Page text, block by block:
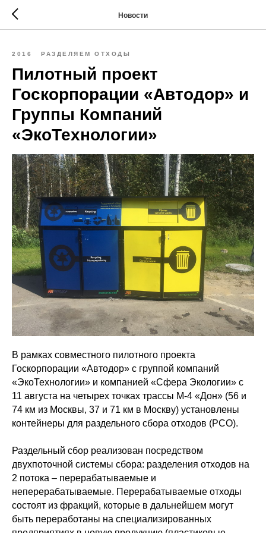
Новости
2016 РАЗДЕЛЯЕМ ОТХОДЫ
Пилотный проект
Госкорпорации «Автодор» и
Группы Компаний
«ЭкоТехнологии»
В рамках совместного пилотного проекта
Госкорпорации «Автодор» с группой компаний
«ЭкоТехнологии» и компанией «Сфера Экологии» с
11 августа на четырех точках трассы М-4 «Дон» (56 и
74 км из Москвы, 37 и 71 км в Москву) установлены
контейнеры для раздельного сбора отходов (РСО).
Раздельный сбор реализован посредством
двухпоточной системы сбора: разделения отходов на
2 потока – перерабатываемые и
неперерабатываемые. Перерабатываемые отходы
состоят из фракций, которые в дальнейшем могут
быть переработаны на специализированных